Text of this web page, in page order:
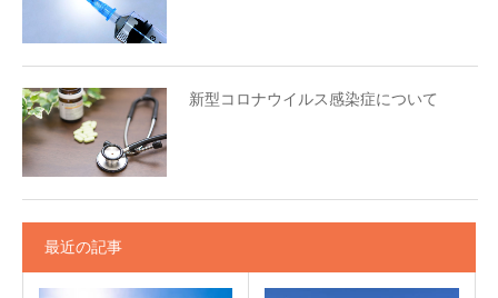
新型コロナウイルス感染症について
最近の記事